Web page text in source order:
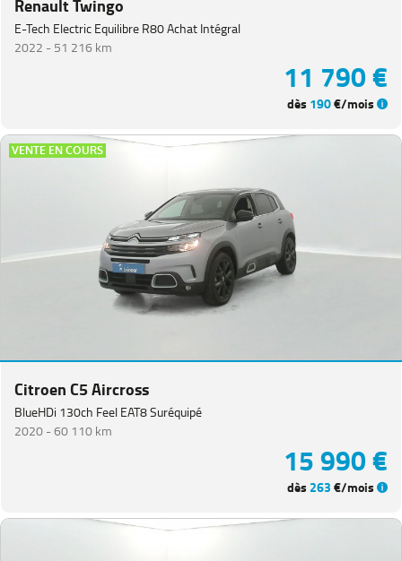
Renault Twingo
E-Tech Electric Equilibre R80 Achat Intégral
2022 -51 216 km
11 790 €
dès 190€/mois
VENTE EN COURS
Citroen C5 Aircross
BlueHDi 130ch Feel EAT8 Suréquipé
2020 -60 110 km
15 990 €
dès 263€/mois